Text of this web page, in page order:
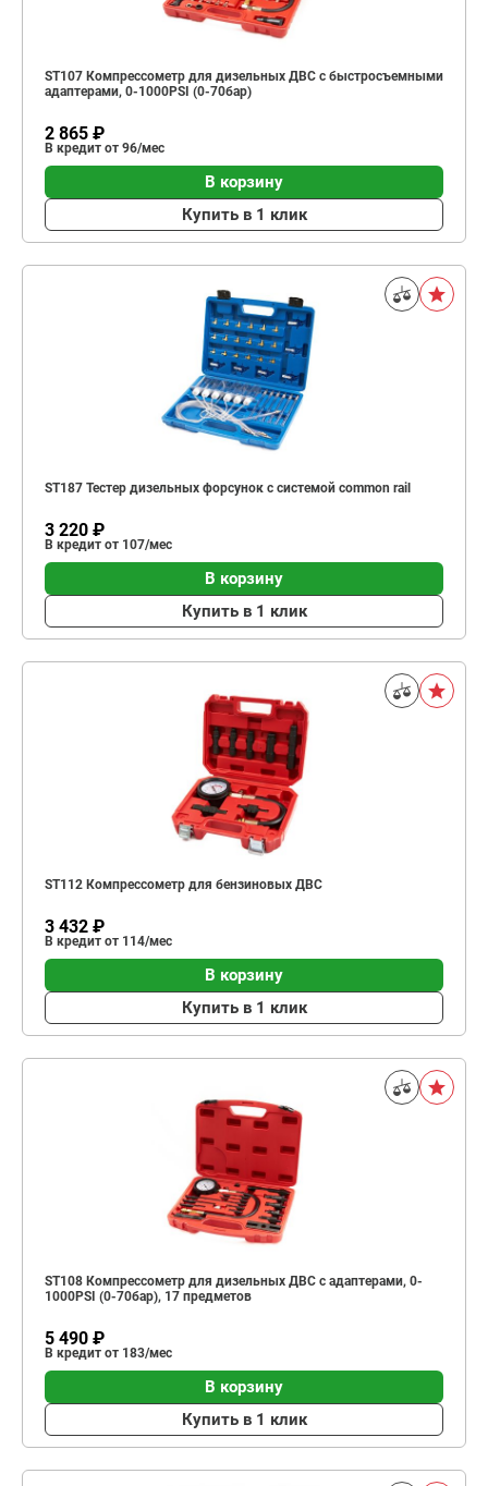
ST107 Компрессометр для дизельных ДВС с быстросъемными
адаптерами, 0-1000PSI (0-70бар)
2 865 ₽
В кредит от 96/мес
В корзину
Купить в 1 клик
ST187 Тестер дизельных форсунок с системой common rail
3 220 ₽
В кредит от 107/мес
В корзину
Купить в 1 клик
ST112 Компрессометр для бензиновых ДВС
3 432 ₽
В кредит от 114/мес
В корзину
Купить в 1 клик
ST108 Компрессометр для дизельных ДВС с адаптерами, 0-
1000PSI (0-70бар), 17 предметов
5 490 ₽
В кредит от 183/мес
В корзину
Купить в 1 клик